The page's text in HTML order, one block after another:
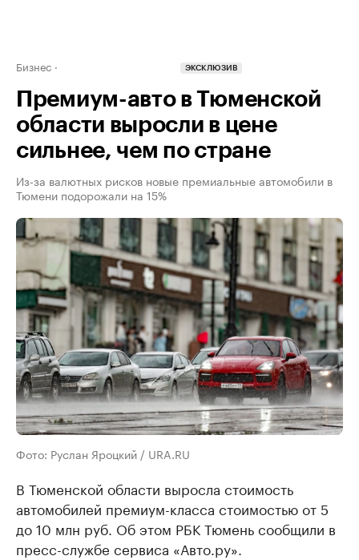
Бизнес ЭКСКЛЮЗИВ
Премиум-авто в Тюменской
области выросли в цене
сильнее, чем по стране
Из-за валютных рисков новые премиальные автомобили в
Тюмени подорожали на 15%
Фото: Руслан Яроцкий / URA.RU
В Тюменской области выросла стоимость
автомобилей премиум-класса стоимостью от 5
до 10 млн руб. Об этом РБК Тюмень сообщили в
пресс-службе сервиса «Авто.ру».